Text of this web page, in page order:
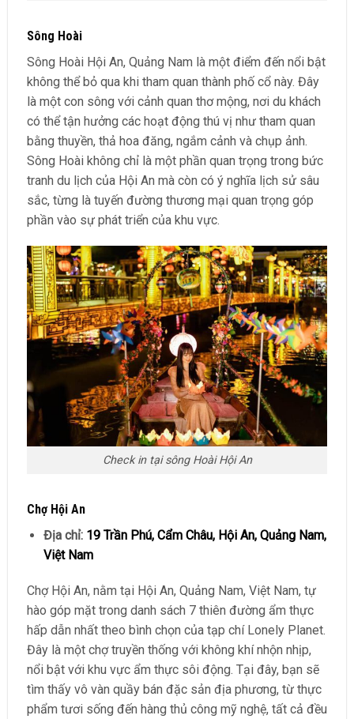
Sông Hoài
Sông Hoài Hội An, Quảng Nam là một điểm đến nổi bật
không thể bỏ qua khi tham quan thành phố cổ này. Đây
là một con sông với cảnh quan thơ mộng, nơi du khách
có thể tận hưởng các hoạt động thú vị như tham quan
bằng thuyền, thả hoa đăng, ngắm cảnh và chụp ảnh.
Sông Hoài không chỉ là một phần quan trọng trong bức
tranh du lịch của Hội An mà còn có ý nghĩa lịch sử sâu
sắc, từng là tuyến đường thương mại quan trọng góp
phần vào sự phát triển của khu vực.
Check in tại sông Hoài Hội An
Chợ Hội An
Địa chỉ: 19 Trần Phú, Cẩm Châu, Hội An, Quảng Nam,
Việt Nam
Chợ Hội An, nằm tại Hội An, Quảng Nam, Việt Nam, tự
hào góp mặt trong danh sách 7 thiên đường ẩm thực
hấp dẫn nhất theo bình chọn của tạp chí Lonely Planet.
Đây là một chợ truyền thống với không khí nhộn nhịp,
nổi bật với khu vực ẩm thực sôi động. Tại đây, bạn sẽ
tìm thấy vô vàn quầy bán đặc sản địa phương, từ thực
phẩm tươi sống đến hàng thủ công mỹ nghệ, tất cả đều